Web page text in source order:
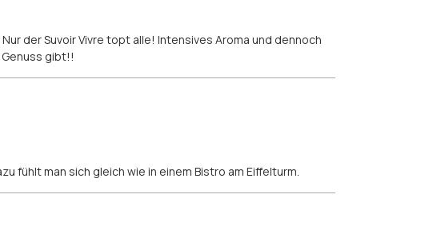
der Suvoir Vivre topt alle! Intensives Aroma und dennoch
gibt!!
fühlt man sich gleich wie in einem Bistro am Eiffelturm.